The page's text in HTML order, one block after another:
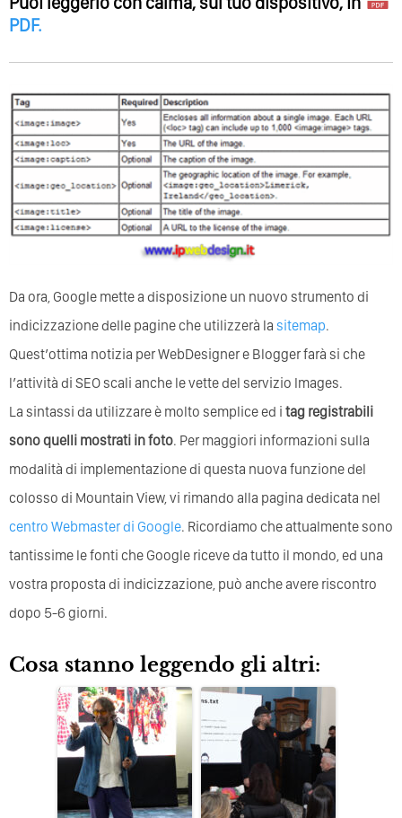
PDF.
Da ora, Google mette a disposizione un nuovo strumento di
indicizzazione delle pagine che utilizzerà la sitemap.
Quest’ottima notizia per WebDesigner e Blogger farà si che
l’attività di SEO scali anche le vette del servizio Images.
La sintassi da utilizzare è molto semplice ed i tag registrabili
sono quelli mostrati in foto. Per maggiori informazioni sulla
modalità di implementazione di questa nuova funzione del
colosso di Mountain View, vi rimando alla pagina dedicata nel
centro Webmaster di Google. Ricordiamo che attualmente sono
tantissime le fonti che Google riceve da tutto il mondo, ed una
vostra proposta di indicizzazione, può anche avere riscontro
dopo 5-6 giorni.
Cosa stanno leggendo gli altri: